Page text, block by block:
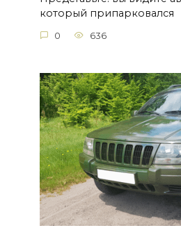
который припарковался
0 636